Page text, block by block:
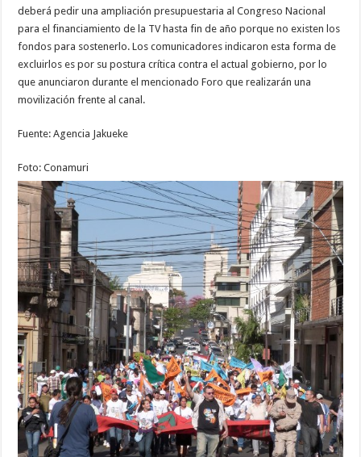
deberá pedir una ampliación presupuestaria al Congreso Nacional
para el financiamiento de la TV hasta fin de año porque no existen los
fondos para sostenerlo. Los comunicadores indicaron esta forma de
excluirlos es por su postura crítica contra el actual gobierno, por lo
que anunciaron durante el mencionado Foro que realizarán una
movilización frente al canal.
Fuente: Agencia Jakueke
Foto: Conamuri